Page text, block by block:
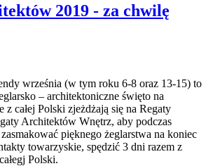
2019 - za chwilę
września (w tym roku 6-8 oraz 13-15) to
– architektoniczne święto na
z całej Polski zjeżdżają się na Regaty
Architektów Wnętrz, aby podczas
pięknego żeglarstwa na koniec
towarzyskie, spędzić 3 dni razem z
Polski.